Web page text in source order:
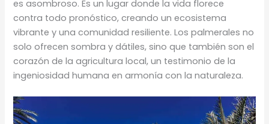
es asombroso. Es un lugar donde la vida florece
contra todo pronóstico, creando un ecosistema
vibrante y una comunidad resiliente. Los palmerales no
solo ofrecen sombra y dátiles, sino que también son el
corazón de la agricultura local, un testimonio de la
ingeniosidad humana en armonía con la naturaleza.